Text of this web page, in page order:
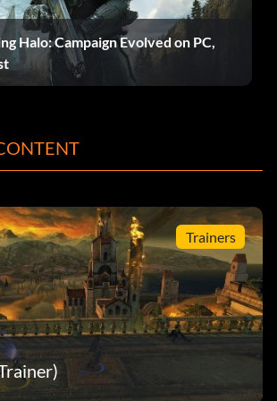
- 5 Feinde in Folge hinrichten -
vorangehen - Schließe eine
jeden anderen Spieler in einer
eine Mission mit vier Charakteren
Kulturen im Koop-Modus ab - 15
eine Hauptmission mit drei anderen
dein Kampfgebet 10 Mal - 15
alle Hauptmissionen mit drei
Halo: Campaign Evolved on PC,
Trainers